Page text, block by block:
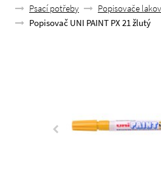
Psací potřeby
Popisovače
Popisovač UNI PAINT PX 21 žlutý